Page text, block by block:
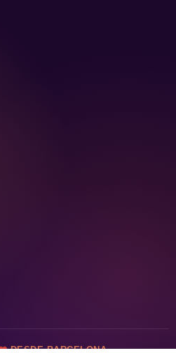
DESDE BARCELONA